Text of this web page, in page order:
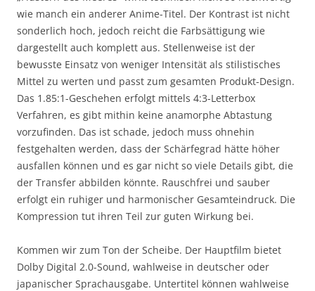
wie manch ein anderer Anime-Titel. Der Kontrast ist nicht
sonderlich hoch, jedoch reicht die Farbsättigung wie
dargestellt auch komplett aus. Stellenweise ist der
bewusste Einsatz von weniger Intensität als stilistisches
Mittel zu werten und passt zum gesamten Produkt-Design.
Das 1.85:1-Geschehen erfolgt mittels 4:3-Letterbox
Verfahren, es gibt mithin keine anamorphe Abtastung
vorzufinden. Das ist schade, jedoch muss ohnehin
festgehalten werden, dass der Schärfegrad hätte höher
ausfallen können und es gar nicht so viele Details gibt, die
der Transfer abbilden könnte. Rauschfrei und sauber
erfolgt ein ruhiger und harmonischer Gesamteindruck. Die
Kompression tut ihren Teil zur guten Wirkung bei.
Kommen wir zum Ton der Scheibe. Der Hauptfilm bietet
Dolby Digital 2.0-Sound, wahlweise in deutscher oder
japanischer Sprachausgabe. Untertitel können wahlweise